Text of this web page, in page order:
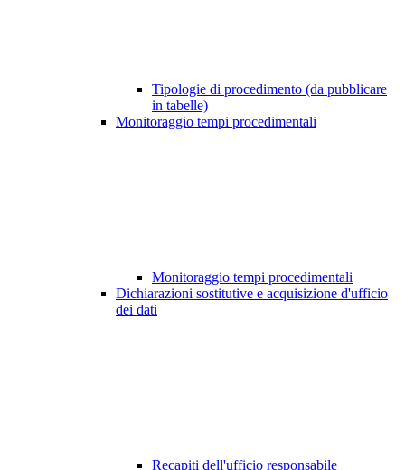
Tipologie di procedimento (da pubblicare
in tabelle)
Monitoraggio tempi procedimentali
Monitoraggio tempi procedimentali
Dichiarazioni sostitutive e acquisizione d'ufficio
dei dati
Recapiti dell'ufficio responsabile